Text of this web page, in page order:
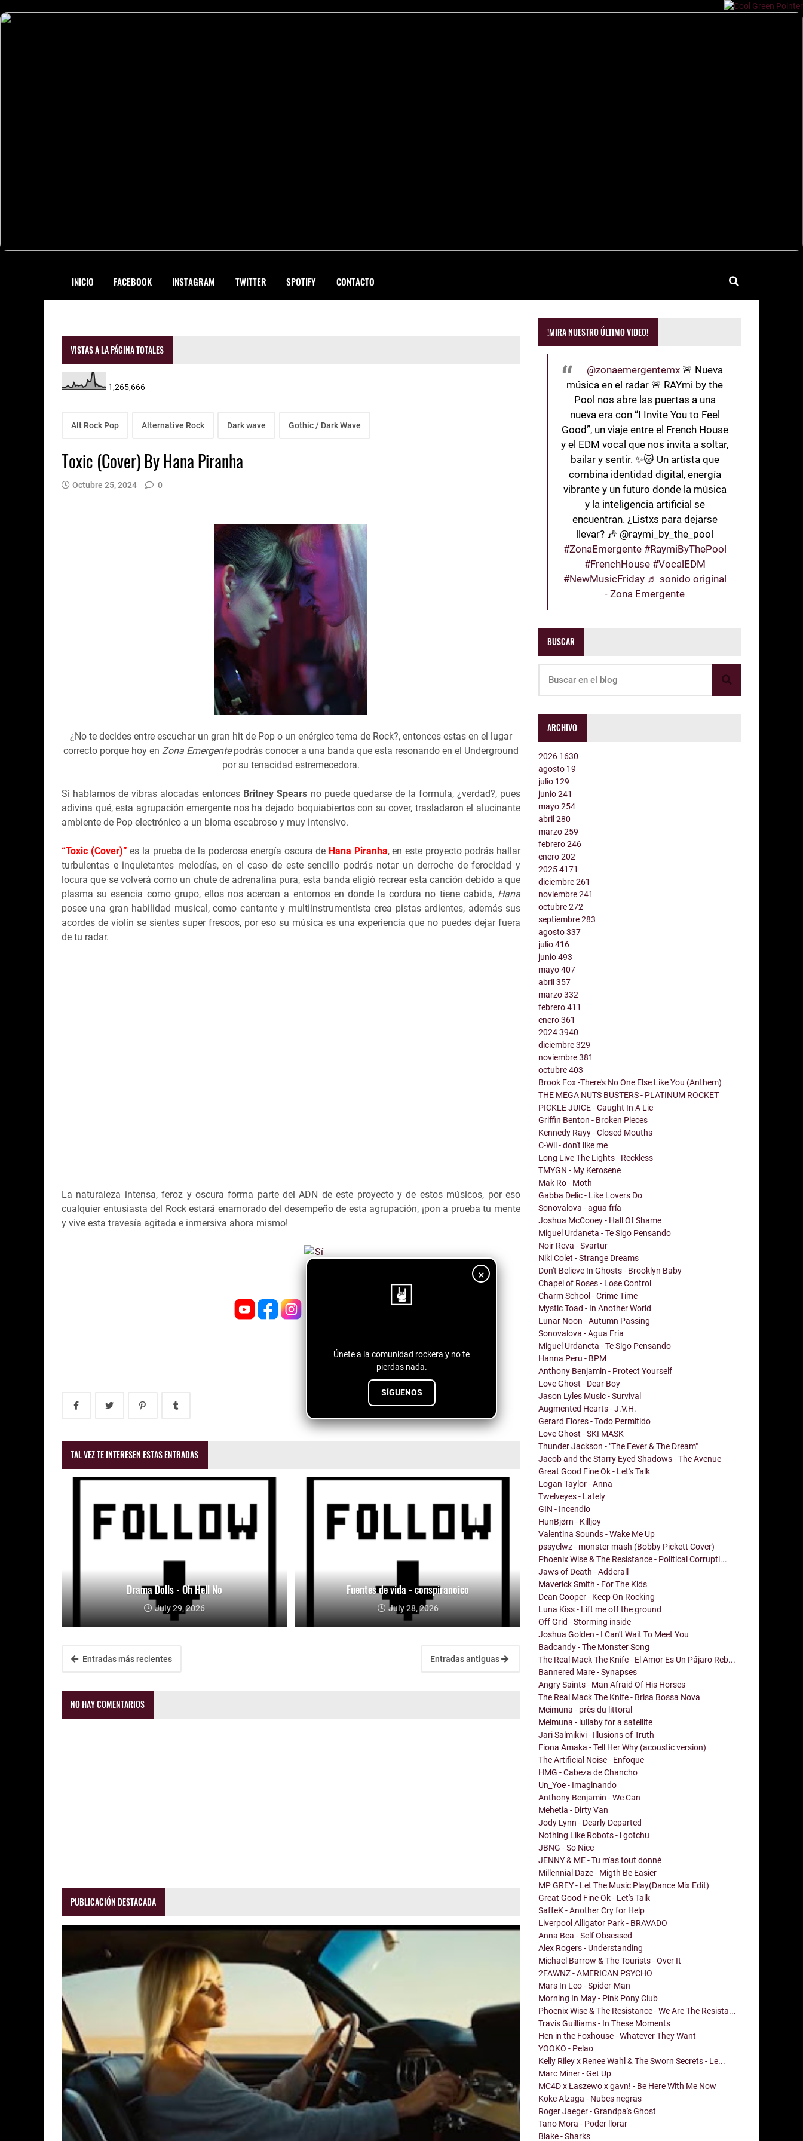
INICIO FACEBOOK INSTAGRAM TWITTER SPOTIFY CONTACTO
×
Únete a la comunidad rockera y no te
pierdas nada.
SÍGUENOS
VISTAS A LA PÁGINA TOTALES
1,265,666
Alt Rock Pop Alternative Rock Dark wave Gothic / Dark Wave
Toxic (Cover) By Hana Piranha
Octubre 25, 2024 0
¿No te decides entre escuchar un gran hit de Pop o un enérgico tema de Rock?, entonces estas en el lugar
correcto porque hoy en Zona Emergentepodrás conocer a una banda que esta resonando en el Underground
por su tenacidad estremecedora.
Si hablamos de vibras alocadas entonces Britney Spears no puede quedarse de la formula, ¿verdad?, pues
adivina qué, esta agrupación emergente nos ha dejado boquiabiertos con su cover, trasladaron el alucinante
ambiente de Pop electrónico a un bioma escabroso y muy intensivo.
“Toxic (Cover)” es la prueba de la poderosa energía oscura de Hana Piranha, en este proyecto podrás hallar
turbulentas e inquietantes melodías, en el caso de este sencillo podrás notar un derroche de ferocidad y
locura que se volverá como un chute de adrenalina pura, esta banda eligió recrear esta canción debido a que
plasma su esencia como grupo, ellos nos acercan a entornos en donde la cordura no tiene cabida, Hana
posee una gran habilidad musical, como cantante y multiinstrumentista crea pistas ardientes, además sus
acordes de violín se sientes super frescos, por eso su música es una experiencia que no puedes dejar fuera
de tu radar.
La naturaleza intensa, feroz y oscura forma parte del ADN de este proyecto y de estos músicos, por eso
cualquier entusiasta del Rock estará enamorado del desempeño de esta agrupación, ¡pon a prueba tu mente
y vive esta travesía agitada e inmersiva ahora mismo!
TAL VEZ TE INTERESEN ESTAS ENTRADAS
Drama Dolls - Oh Hell No
July 29, 2026
Fuentes de vida - conspiranoico
July 28, 2026
Entradas más recientes Entradas antiguas
NO HAY COMENTARIOS
PUBLICACIÓN DESTACADA
!MIRA NUESTRO ÚLTIMO VIDEO!
@zonaemergentemx 🚨 Nueva
música en el radar 🚨 RAYmi by the
Pool nos abre las puertas a una
nueva era con “I Invite You to Feel
Good”, un viaje entre el French House
y el EDM vocal que nos invita a soltar,
bailar y sentir. ✨🐱 Un artista que
combina identidad digital, energía
vibrante y un futuro donde la música
y la inteligencia artificial se
encuentran. ¿Listxs para dejarse
llevar? 🎶 @raymi_by_the_pool
#ZonaEmergente #RaymiByThePool
#FrenchHouse #VocalEDM
#NewMusicFriday ♬ sonido original
- Zona Emergente
BUSCAR
ARCHIVO
2026 1630
agosto 19
julio 129
junio241
mayo254
abril280
marzo259
febrero246
enero202
20254171
diciembre261
noviembre241
octubre272
septiembre283
agosto337
julio416
junio493
mayo407
abril357
marzo332
febrero411
enero361
20243940
diciembre329
noviembre381
octubre403
Brook Fox -There's No One Else Like You (Anthem)
THE MEGA NUTS BUSTERS - PLATINUM ROCKET
PICKLE JUICE - Caught In A Lie
Griffin Benton - Broken Pieces
Kennedy Rayy - Closed Mouths
C-Wil - don't like me
Long Live The Lights - Reckless
TMYGN - My Kerosene
Mak Ro - Moth
Gabba Delic - Like Lovers Do
Sonovalova - agua fría
Joshua McCooey - Hall Of Shame
Miguel Urdaneta - Te Sigo Pensando
Noir Reva - Svartur
Niki Colet - Strange Dreams
Don't Believe In Ghosts - Brooklyn Baby
Chapel of Roses - Lose Control
Charm School - Crime Time
Mystic Toad - In Another World
Lunar Noon - Autumn Passing
Sonovalova - Agua Fría
Miguel Urdaneta - Te Sigo Pensando
Hanna Peru - BPM
Anthony Benjamin - Protect Yourself
Love Ghost - Dear Boy
Jason Lyles Music - Survival
Augmented Hearts - J.V.H.
Gerard Flores - Todo Permitido
Love Ghost - SKI MASK
Thunder Jackson - "The Fever & The Dream"
Jacob and the Starry Eyed Shadows - The Avenue
Great Good Fine Ok - Let's Talk
Logan Taylor - Anna
Twelveyes - Lately
GIN - Incendio
HunBjørn - Killjoy
Valentina Sounds - Wake Me Up
pssyclwz - monster mash (Bobby Pickett Cover)
Phoenix Wise & The Resistance - Political Corrupti...
Jaws of Death - Adderall
Maverick Smith - For The Kids
Dean Cooper - Keep On Rocking
Luna Kiss - Lift me off the ground
Off Grid - Storming inside
Joshua Golden - I Can't Wait To Meet You
Badcandy - The Monster Song
The Real Mack The Knife - El Amor Es Un Pájaro Reb...
Bannered Mare - Synapses
Angry Saints - Man Afraid Of His Horses
The Real Mack The Knife - Brisa Bossa Nova
Meimuna - près du littoral
Meimuna - lullaby for a satellite
Jari Salmikivi - Illusions of Truth
Fiona Amaka - Tell Her Why (acoustic version)
The Artificial Noise - Enfoque
HMG - Cabeza de Chancho
Un_Yoe - Imaginando
Anthony Benjamin - We Can
Mehetia - Dirty Van
Jody Lynn - Dearly Departed
Nothing Like Robots - i gotchu
JBNG - So Nice
JENNY & ME - Tu m'as tout donné
Millennial Daze - Migth Be Easier
MP GREY - Let The Music Play(Dance Mix Edit)
Great Good Fine Ok - Let's Talk
SaffeK - Another Cry for Help
Liverpool Alligator Park - BRAVADO
Anna Bea - Self Obsessed
Alex Rogers - Understanding
Michael Barrow & The Tourists - Over It
2FAWNZ - AMERICAN PSYCHO
Mars In Leo - Spider-Man
Morning In May - Pink Pony Club
Phoenix Wise & The Resistance - We Are The Resista...
Travis Guilliams - In These Moments
Hen in the Foxhouse - Whatever They Want
YOOKO - Pelao
Kelly Riley x Renee Wahl & The Sworn Secrets - Le...
Marc Miner - Get Up
MC4D x Łaszewo x gavn! - Be Here With Me Now
Koke Alzaga - Nubes negras
Roger Jaeger - Grandpa's Ghost
Tano Mora - Poder llorar
Blake - Sharks